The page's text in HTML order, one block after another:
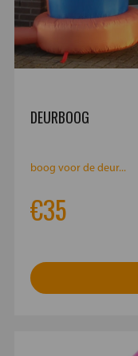
DEURBOOG
boog voor de deur...
€35